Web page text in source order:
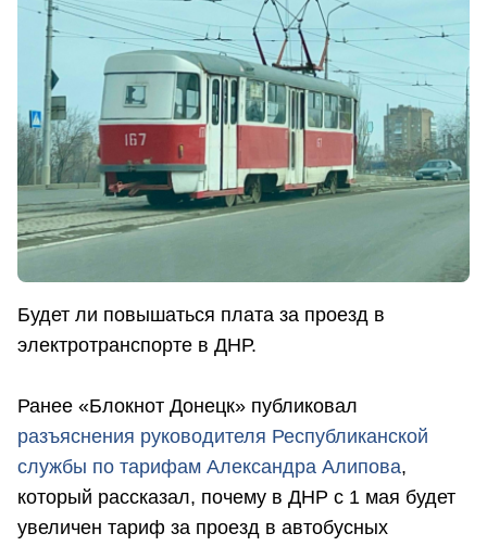
Будет ли повышаться плата за проезд в
электротранспорте в ДНР.
Ранее «Блокнот Донецк» публиковал
разъяснения руководителя Республиканской
службы по тарифам Александра Алипова,
который рассказал, почему в ДНР с 1 мая будет
увеличен тариф за проезд в автобусных